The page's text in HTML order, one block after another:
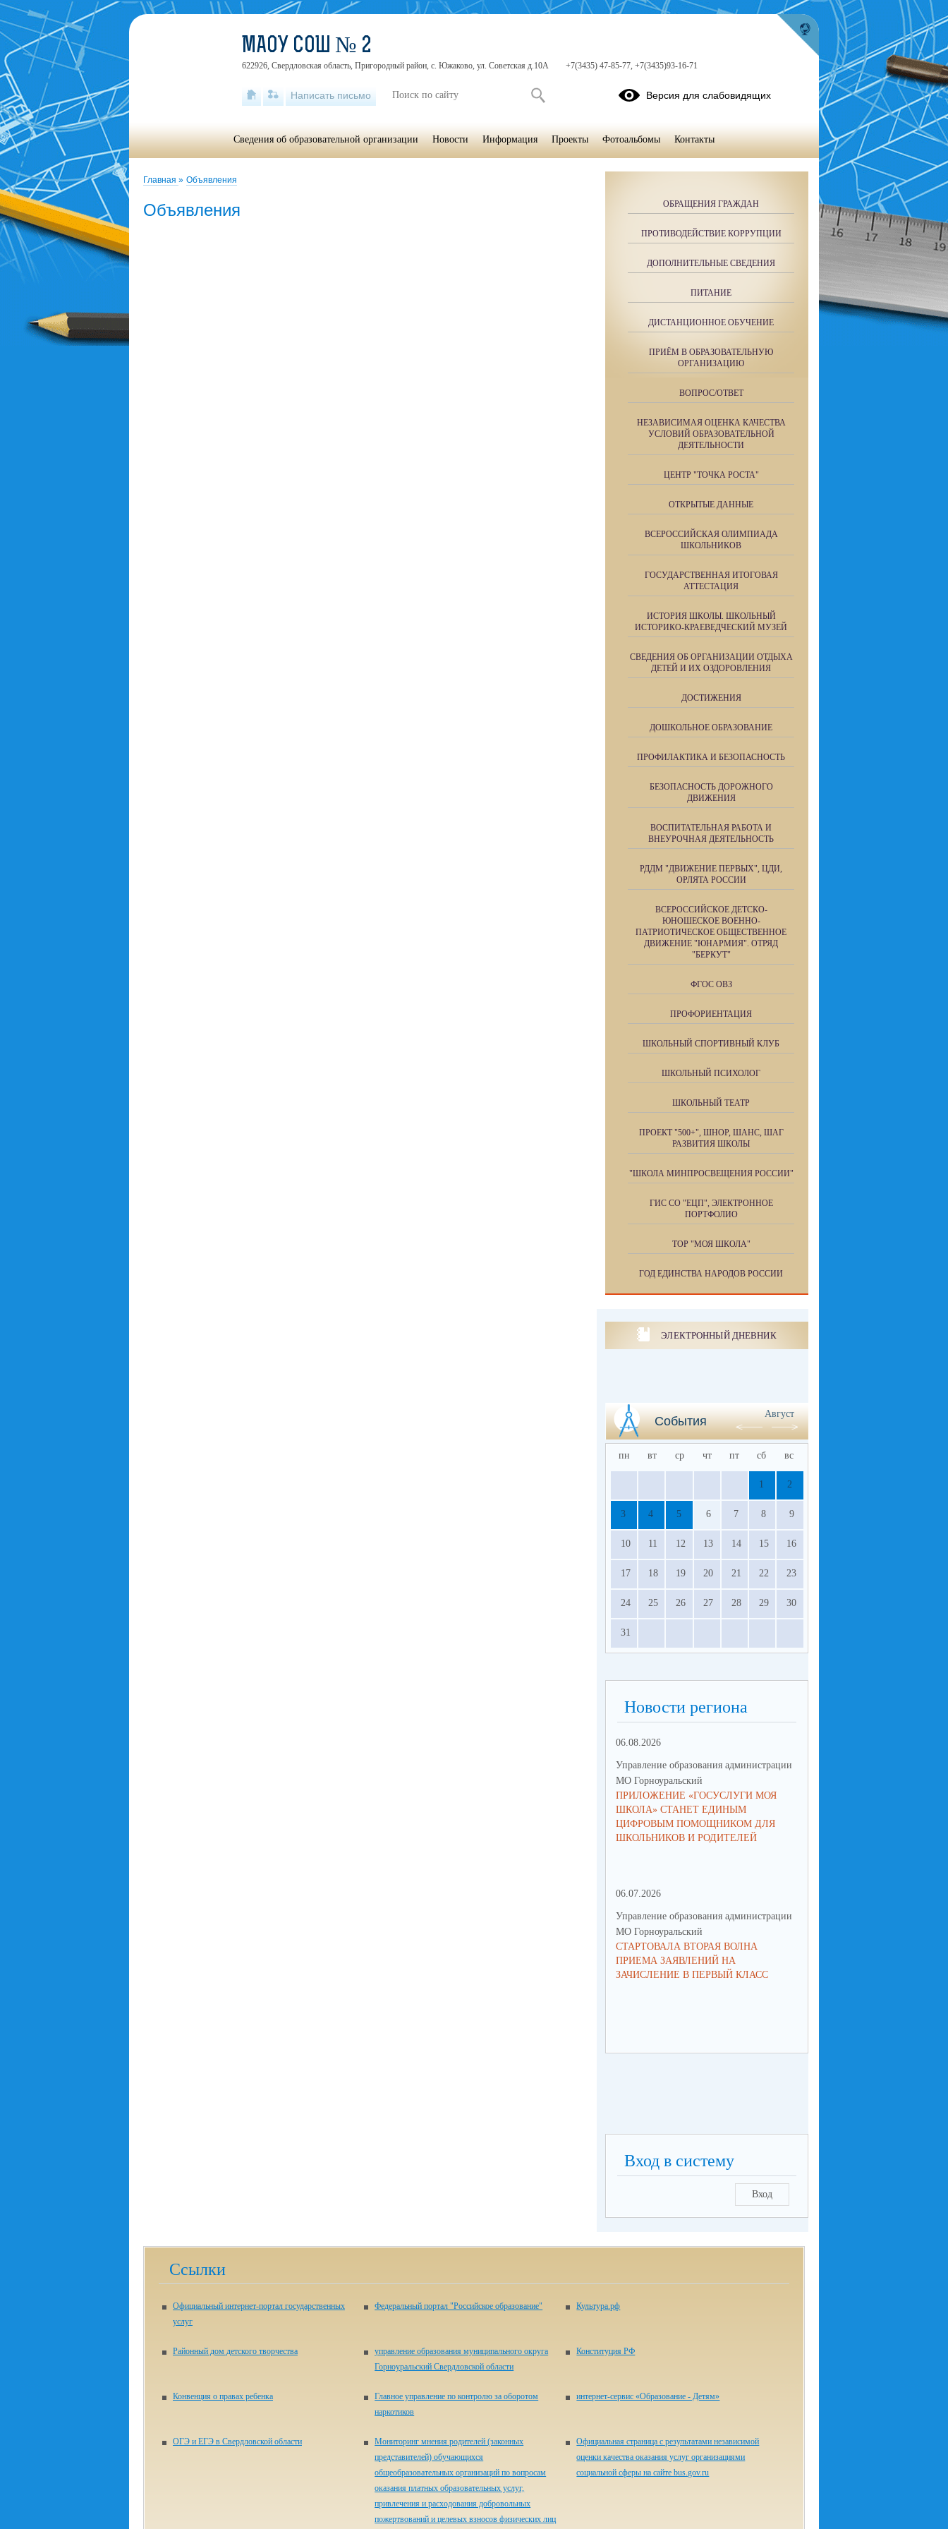
Главная » Объявления
Объявления ОБРАЩЕНИЯ ГРАЖДАН
ПРОТИВОДЕЙСТВИЕ КОРРУПЦИИ
ДОПОЛНИТЕЛЬНЫЕ СВЕДЕНИЯ
ПИТАНИЕ
ДИСТАНЦИОННОЕ ОБУЧЕНИЕ
ПРИЁМ В ОБРАЗОВАТЕЛЬНУЮ
ОРГАНИЗАЦИЮ
ВОПРОС/ОТВЕТ
НЕЗАВИСИМАЯ ОЦЕНКА КАЧЕСТВА
УСЛОВИЙ ОБРАЗОВАТЕЛЬНОЙ
ДЕЯТЕЛЬНОСТИ
ЦЕНТР "ТОЧКА РОСТА"
ОТКРЫТЫЕ ДАННЫЕ
ВСЕРОССИЙСКАЯ ОЛИМПИАДА
ШКОЛЬНИКОВ
ГОСУДАРСТВЕННАЯ ИТОГОВАЯ
АТТЕСТАЦИЯ
ИСТОРИЯ ШКОЛЫ. ШКОЛЬНЫЙ
ИСТОРИКО-КРАЕВЕДЧЕСКИЙ МУЗЕЙ
СВЕДЕНИЯ ОБ ОРГАНИЗАЦИИ ОТДЫХА
ДЕТЕЙ И ИХ ОЗДОРОВЛЕНИЯ
ДОСТИЖЕНИЯ
ДОШКОЛЬНОЕ ОБРАЗОВАНИЕ
ПРОФИЛАКТИКА И БЕЗОПАСНОСТЬ
БЕЗОПАСНОСТЬ ДОРОЖНОГО
ДВИЖЕНИЯ
ВОСПИТАТЕЛЬНАЯ РАБОТА И
ВНЕУРОЧНАЯ ДЕЯТЕЛЬНОСТЬ
РДДМ "ДВИЖЕНИЕ ПЕРВЫХ", ЦДИ,
ОРЛЯТА РОССИИ
ВСЕРОССИЙСКОЕ ДЕТСКО-
ЮНОШЕСКОЕ ВОЕННО-
ПАТРИОТИЧЕСКОЕ ОБЩЕСТВЕННОЕ
ДВИЖЕНИЕ "ЮНАРМИЯ". ОТРЯД
"БЕРКУТ"
ФГОС ОВЗ
ПРОФОРИЕНТАЦИЯ
ШКОЛЬНЫЙ СПОРТИВНЫЙ КЛУБ
ШКОЛЬНЫЙ ПСИХОЛОГ
ШКОЛЬНЫЙ ТЕАТР
ПРОЕКТ "500+", ШНОР, ШАНС, ШАГ
РАЗВИТИЯ ШКОЛЫ
"ШКОЛА МИНПРОСВЕЩЕНИЯ РОССИИ"
ГИС СО "ЕЦП", ЭЛЕКТРОННОЕ
ПОРТФОЛИО
ТОР "МОЯ ШКОЛА"
ГОД ЕДИНСТВА НАРОДОВ РОССИИ
ЭЛЕКТРОННЫЙ ДНЕВНИК
События
Август
пн вт ср чт пт сб вс
1 2
3 4 5 6 7 8 9
10 11 12 13 14 15 16
17 18 19 20 21 22 23
24 25 26 27 28 29 30
31
Новости региона
06.08.2026
Управление образования администрации
МО Горноуральский
ПРИЛОЖЕНИЕ «ГОСУСЛУГИ МОЯ
ШКОЛА» СТАНЕТ ЕДИНЫМ
ЦИФРОВЫМ ПОМОЩНИКОМ ДЛЯ
ШКОЛЬНИКОВ И РОДИТЕЛЕЙ
06.07.2026
Управление образования администрации
МО Горноуральский
СТАРТОВАЛА ВТОРАЯ ВОЛНА
ПРИЕМА ЗАЯВЛЕНИЙ НА
ЗАЧИСЛЕНИЕ В ПЕРВЫЙ КЛАСС
Вход в систему
Вход
Ссылки
Официальный интернет-портал государственных
услуг
Федеральный портал "Российское образование" Культура.рф
Районный дом детского творчества
управление образования муниципального округа
Горноуральский Свердловской области
Конституция РФ
Конвенция о правах ребенка
Главное управление по контролю за оборотом
наркотиков
ин­тер­нет-сер­вис «Об­ра­зо­ва­ние - Де­тям»
ОГЭ и ЕГЭ в Свердловской области
Мониторинг мнения родителей (законных
представителей) обучающихся
общеобразовательных организаций по вопросам
оказания платных образовательных услуг,
привлечения и расходования добровольных
пожертвований и целевых взносов физических лиц
Официальная страница с результатами независимой
оценки качества оказания услуг организациями
социальной сферы на сайте bus.gov.ru
МАОУ СОШ № 2
622926, Свердловская область, Пригородный район, с. Южаково, ул. Советская д.10А +7(3435) 47-85-77, +7(3435)93-16-71
Написать письмо Версия для слабовидящих
Сведения об образовательной организации Новости Информация Проекты Фотоальбомы Контакты